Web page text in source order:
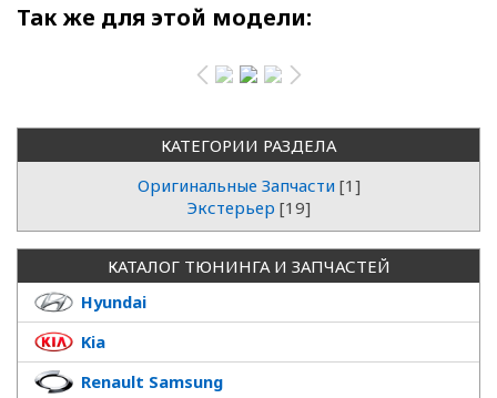
Так же для этой модели:
КАТЕГОРИИ РАЗДЕЛА
Оригинальные Запчасти [1]
Экстерьер [19]
КАТАЛОГ ТЮНИНГА И ЗАПЧАСТЕЙ
Hyundai
Kia
Renault Samsung